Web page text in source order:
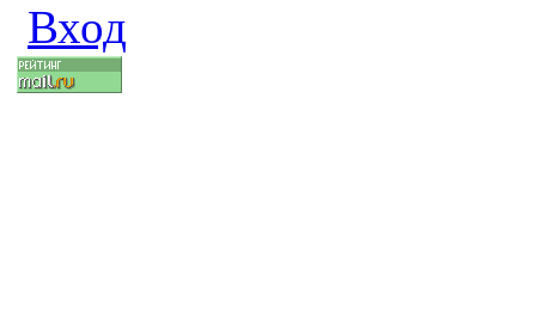
Вход